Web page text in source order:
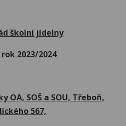
školní jídelny
2023/2024
OA, SOŠ a SOU, Třeboň,
567,